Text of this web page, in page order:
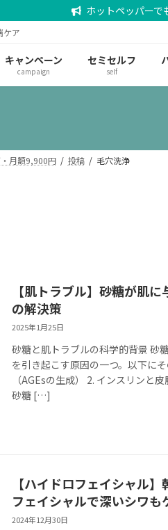
ホットペッパーで
ケア
キャンペーン
campaign
セミセルフ
self
月額9,900円 投稿 毛穴洗浄
【肌トラブル】砂糖が肌
の解決策
2025年1月25日
砂糖と肌トラブルの科学的背景 砂
を引き起こす原因の一つ。以下に
（AGEsの生成） 2. インスリンと
砂糖 […]
【ハイドロフェイシャル
フェイシャルで深いシワも
2024年12月30日